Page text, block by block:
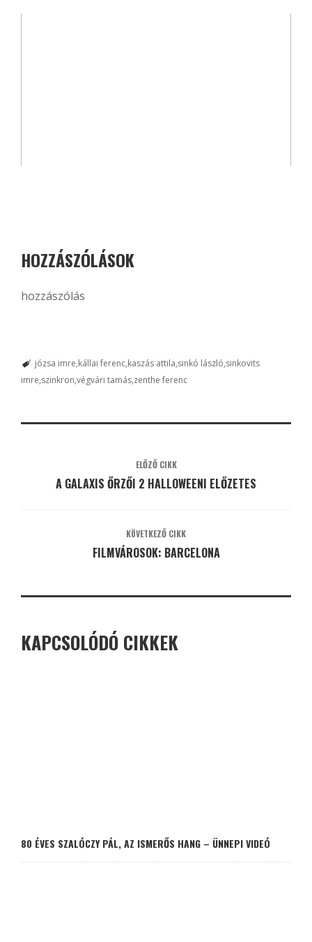
HOZZÁSZÓLÁSOK
hozzászólás
józsa imre kállai ferenc kaszás attila sinkó lászló sinkovits
imre szinkron végvári tamás zenthe ferenc
ELŐZŐ CIKK
A GALAXIS ŐRZŐI 2 HALLOWEENI ELŐZETES
KÖVETKEZŐ CIKK
FILMVÁROSOK: BARCELONA
KAPCSOLÓDÓ CIKKEK
80 ÉVES SZALÓCZY PÁL, AZ ISMERŐS HANG – ÜNNEPI VIDEÓ